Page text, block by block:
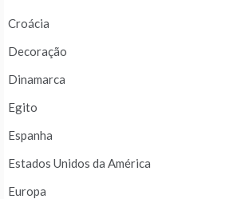
Croácia
Decoração
Dinamarca
Egito
Espanha
Estados Unidos da América
Europa